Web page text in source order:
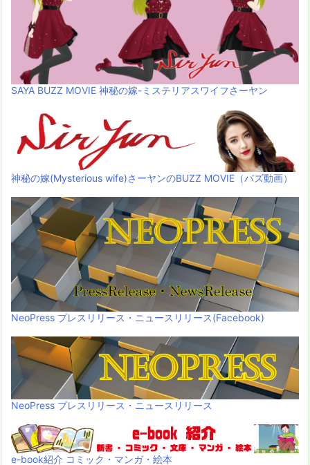
SAYA BUZZ MOVIE 神秘の嫁-ミステリアスワイフさーヤン
神秘の嫁(Mysterious wife)さーヤンのBUZZ MOVIE（バズ動画）
NeoPress プレスリリース・ニュースリリース(Facebook)
NeoPress プレスリリース・ニュースリリース
e-book紹介 コミック・マンガ・絵本